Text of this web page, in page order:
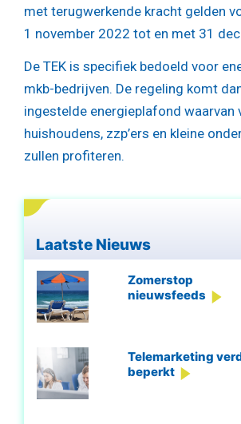
met terugwerkende kracht gelden
1 november 2022 tot en met 31
De TEK is specifiek bedoeld voor
mkb-bedrijven. De regeling komt
ingestelde energieplafond waarvan
huishoudens, zzp’ers en kleine
zullen profiteren.
Laatste Nieuws
Zomerstop
nieuwsfeeds
Telemarketing
beperkt